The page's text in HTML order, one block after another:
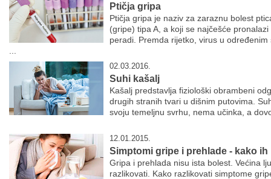
Ptičja gripa
Ptičja gripa je naziv za zaraznu bolest
(gripe) tipa A, a koji se najčešće
peradi. Premda rijetko, virus u
02.03.2016.
Suhi kašalj
Kašalj predstavlja fiziološki obrambeni
drugih stranih tvari u dišnim putovima.
svoju temeljnu svrhu, nema učinka, a
12.01.2015.
Simptomi gripe i prehlade - kako
Gripa i prehlada nisu ista bolest. Većina
razlikovati. Kako razlikovati simptome